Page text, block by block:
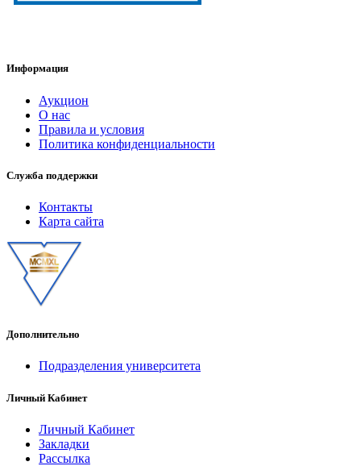
Информация
Аукцион
О нас
Правила и условия
Политика конфиденциальности
Служба поддержки
Контакты
Карта сайта
Дополнительно
Подразделения университета
Личный Кабинет
Личный Кабинет
Закладки
Рассылка